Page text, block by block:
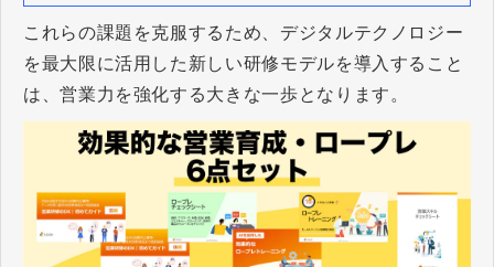
これらの課題を克服するため、デジタルテクノロジー
を最大限に活用した新しい研修モデルを導入すること
は、営業力を強化する大きな一歩となります。